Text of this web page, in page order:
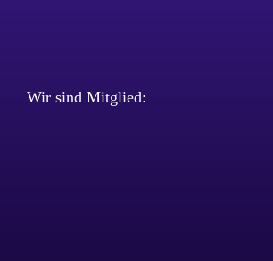
Wir sind Mitglied: